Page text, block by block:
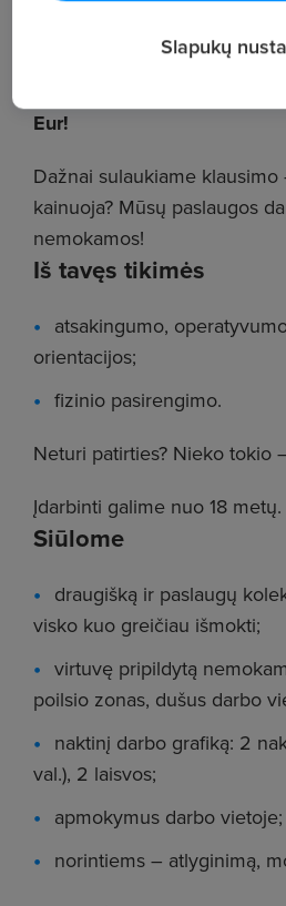
Siūlome
draugišką ir paslaugų
visko kuo greičiau išmokti;
virtuvę pripildytą
poilsio zonas, dušus darbo
naktinį darbo grafiką: 2
val.), 2 laisvos;
apmokymus darbo vietoje;
norintiems – atlyginimą,
Iš tavęs tikimės
atsakingumo,
orientacijos;
fizinio pasirengimo.
Neturi patirties? Nieko tokio
Įdarbinti galime nuo 18 metų.
Eur!
Dažnai sulaukiame
kainuoja? Mūsų paslaugos
nemokamos!
Slapukų